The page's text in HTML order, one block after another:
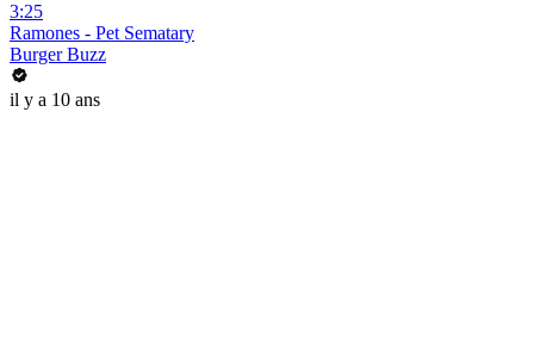
3:25
Ramones - Pet Sematary
Burger Buzz
il y a 10 ans